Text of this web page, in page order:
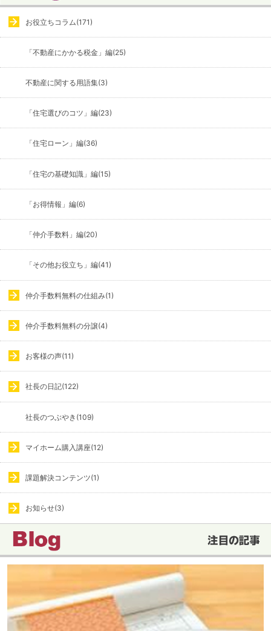
お役立ちコラム(171)
「不動産にかかる税金」編(25)
不動産に関する用語集(3)
「住宅選びのコツ」編(23)
「住宅ローン」編(36)
「住宅の基礎知識」編(15)
「お得情報」編(6)
「仲介手数料」編(20)
「その他お役立ち」編(41)
仲介手数料無料の仕組み(1)
仲介手数料無料の分譲(4)
お客様の声(11)
社長の日記(122)
社長のつぶやき(109)
マイホーム購入講座(12)
課題解決コンテンツ(1)
お知らせ(3)